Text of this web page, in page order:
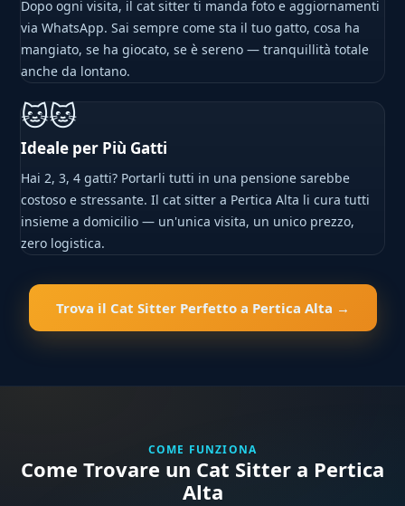
Dopo ogni visita, il cat sitter ti manda foto e aggiornamenti
via WhatsApp. Sai sempre come sta il tuo gatto, cosa ha
mangiato, se ha giocato, se è sereno — tranquillità totale
anche da lontano.
🐱🐱
Ideale per Più Gatti
Hai 2, 3, 4 gatti? Portarli tutti in una pensione sarebbe
costoso e stressante. Il cat sitter a Pertica Alta li cura tutti
insieme a domicilio — un'unica visita, un unico prezzo,
zero logistica.
Trova il Cat Sitter Perfetto a Pertica Alta →
COME FUNZIONA
Come Trovare un Cat Sitter a Pertica
Alta